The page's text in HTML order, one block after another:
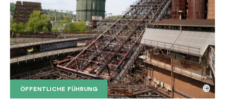
ÖFFENTLICHE FÜHRUNG
Der Erzschrägaufzug der Völklinger Hütte mit
Copyright: Weltkulturerbe Völklinger Hütte | Karl
©